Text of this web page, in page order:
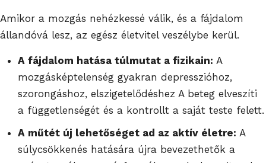
Amikor a mozgás nehézkessé válik, és a fájdalom
állandóvá lesz, az egész életvitel veszélybe kerül.
A fájdalom hatása túlmutat a fizikain: A
mozgásképtelenség gyakran depresszióhoz,
szorongáshoz, elszigetelődéshez A beteg elveszíti
a függetlenségét és a kontrollt a saját teste felett.
A műtét új lehetőséget ad az aktív életre: A
súlycsökkenés hatására újra bevezethetők a